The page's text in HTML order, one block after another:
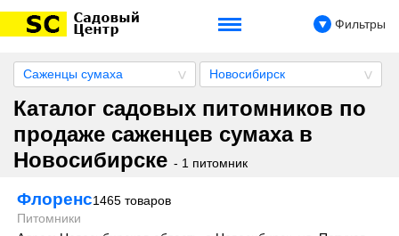
Фильтры
Саженцы сумаха Новосибирск
Каталог садовых питомников по
продаже саженцев сумаха в
Новосибирске - 1 питомник
Флоренс1465 товаров
Питомники